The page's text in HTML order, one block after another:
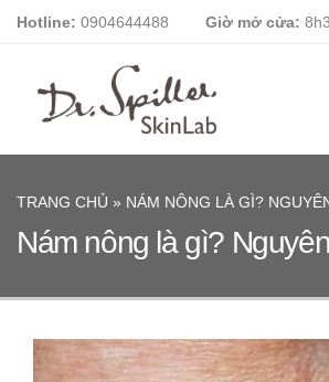
SkipHotline: 0904644488 Giờ mở cửa:
TRANG CHỦ » NÁM NÔNG LÀ GÌ?
Nám nông là gì?